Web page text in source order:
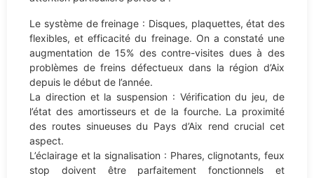
Le système de freinage : Disques, plaquettes, état des
flexibles, et efficacité du freinage. On a constaté une
augmentation de 15% des contre-visites dues à des
problèmes de freins défectueux dans la région d’Aix
depuis le début de l’année.
La direction et la suspension : Vérification du jeu, de
l’état des amortisseurs et de la fourche. La proximité
des routes sinueuses du Pays d’Aix rend crucial cet
aspect.
L’éclairage et la signalisation : Phares, clignotants, feux
stop doivent être parfaitement fonctionnels et